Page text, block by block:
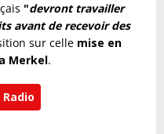
"devront travailler
avant de recevoir des
sur celle mise en
Merkel.
Radio